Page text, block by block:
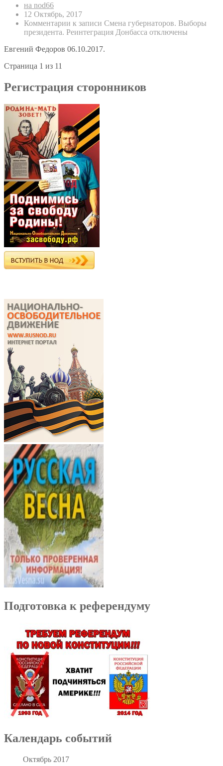
на nod66
12 Октябрь, 2017
Комментарии к записи Смена губернаторов. Выборы
президента. Реинтеграция Донбасса отключены
Евгений Федоров 06.10.2017.
Страница 1 из 11
Регистрация сторонников
Подготовка к референдуму
Календарь событий
Октябрь 2017